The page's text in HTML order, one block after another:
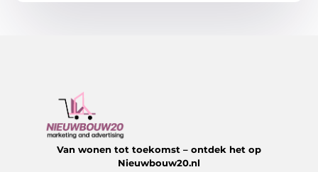
Van wonen tot toekomst – ontdek het op
Nieuwbouw20.nl